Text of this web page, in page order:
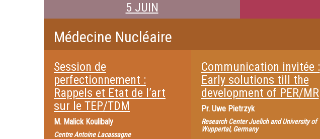
5 JUIN
Médecine Nucléaire
Session de
perfectionnement :
Rappels et Etat de l’art
sur le TEP/TDM
M. Malick Koulibaly
Centre Antoine Lacassagne
Communication invitée :
Early solutions till the
development of PER/MR
Pr. Uwe Pietrzyk
Research Center Juelich and University of
Wuppertal, Germany